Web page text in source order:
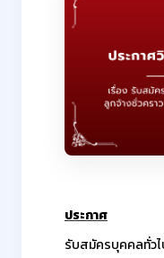
ประกาศ
รับสมัครบุคคลทั่ว